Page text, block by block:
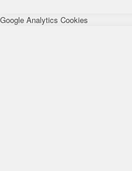
Google Analytics Cookies